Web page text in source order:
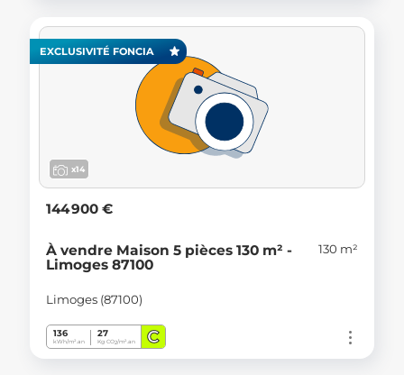
EXCLUSIVITÉ FONCIA
x14
144 900 €
À vendre Maison 5 pièces 130 m² -
Limoges 87100
130 m²
Limoges (87100)
136
kWh/m².an
27
Kg CO2/m².an C